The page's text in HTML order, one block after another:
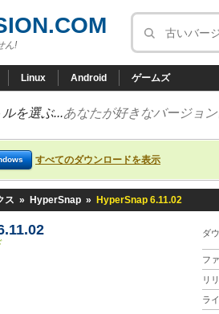
ん!
Linux Android ゲームズ
を選ぶ...あなたが好きなバージョ
すべてのダウンロードを表示
ス » HyperSnap » HyperSnap 6.11.02
ダ
フ
リ
ラ